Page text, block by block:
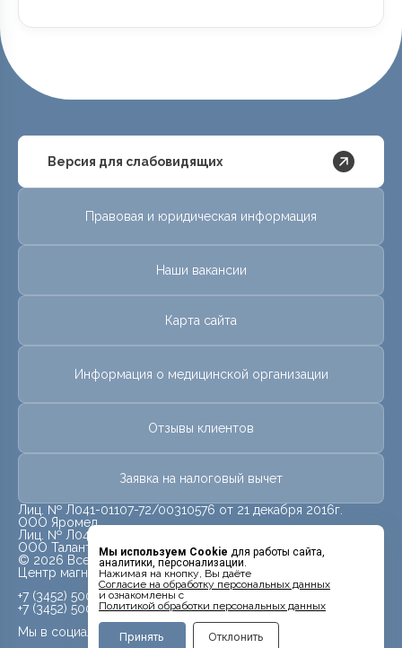
Мы используем Cookie для работы сайта,
аналитики, персонализации.
Нажимая на кнопку, Вы даёте
Cогласие на обработку персональных данных
и ознакомлены с
Политикой обработки персональных данных
Принять Отклонить
Версия для слабовидящих
Правовая и юридическая информация
Наши вакансии
Карта сайта
Информация о медицинской организации
Отзывы клиентов
Заявка на налоговый вычет
Лиц. № Л041-01107-72/00310576 от 21 декабря 2016г.
ООО Яромед
Лиц. № Л041-01107-72/00623073 от 31 октября 2022г.
ООО Талант
© 2026 Все права защищены.
Центр магнитно-резонансной томографии «МРТ Лидер»
Мы в социальных сетях
+7 (3452) 500-914
+7 (3452) 500-944